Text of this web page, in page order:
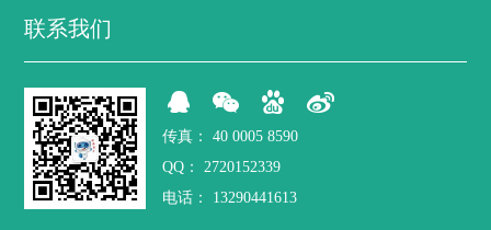
联系我们
传真：
40 0005 8590
QQ：
2720152339
电话：
13290441613